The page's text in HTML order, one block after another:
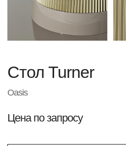
Стол Turner
Oasis
Цена по запросу